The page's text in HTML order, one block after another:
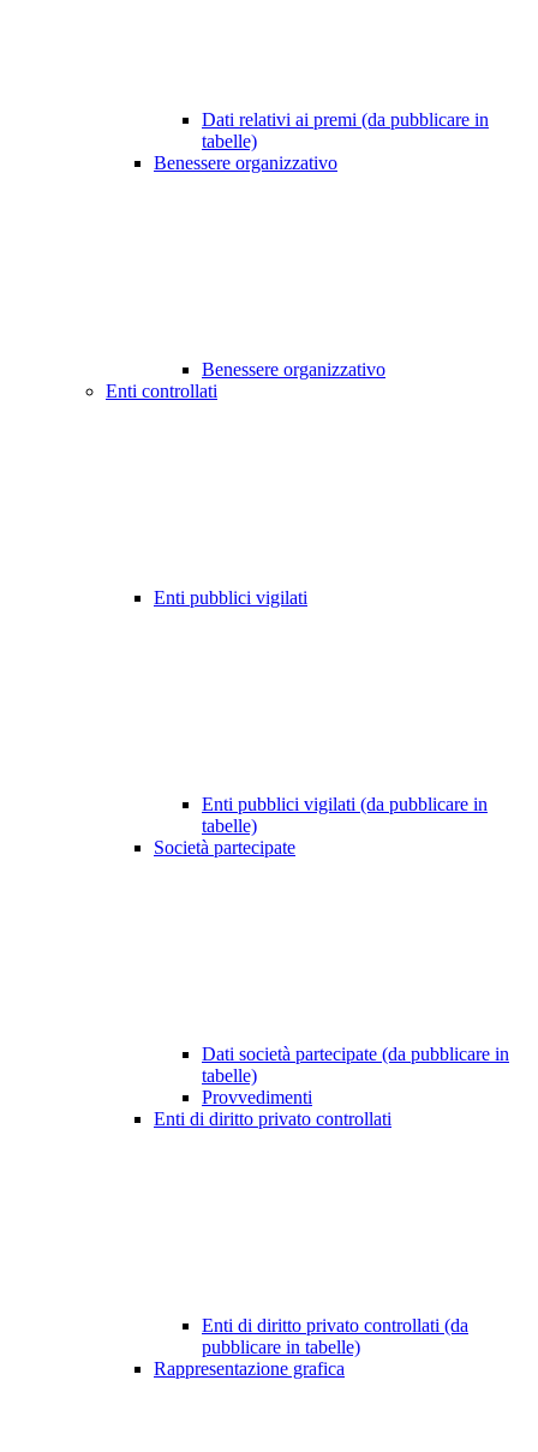
Dati relativi ai premi (da pubblicare in
tabelle)
Benessere organizzativo
Benessere organizzativo
Enti controllati
Enti pubblici vigilati
Enti pubblici vigilati (da pubblicare in
tabelle)
Società partecipate
Dati società partecipate (da pubblicare in
tabelle)
Provvedimenti
Enti di diritto privato controllati
Enti di diritto privato controllati (da
pubblicare in tabelle)
Rappresentazione grafica